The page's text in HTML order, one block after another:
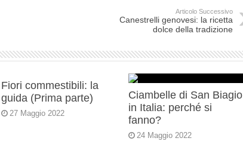
Articolo Successivo
Canestrelli genovesi: la ricetta
dolce della tradizione
Fiori commestibili: la
guida (Prima parte)
27 Maggio 2022
Ciambelle di San Biagio
in Italia: perché si
fanno?
24 Maggio 2022